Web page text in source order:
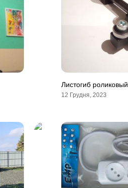
Листогиб роликовый
12 Грудня, 2023